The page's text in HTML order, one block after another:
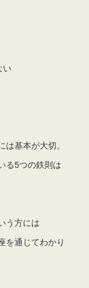
い
基本が大切。
る5つの鉄則は
う方には
を通じてわかり